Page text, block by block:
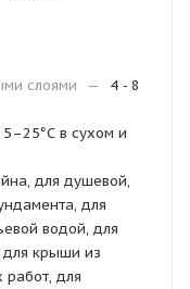
слоями
—
4 - 8
в сухом и
для душевой,
для
водой, для
для крыши из
работ, для